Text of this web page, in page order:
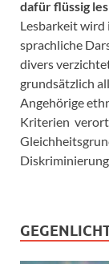
dafür flüssig
Lesbarkeit
sprachliche
divers
grundsätzlich
Angehörige
Kriterien